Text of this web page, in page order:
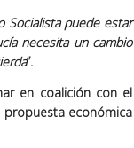
Socialista puede estar
necesita un cambio
”.
en coalición con el
económica